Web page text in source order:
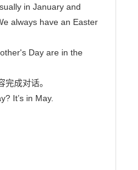
in January and
always have an Easter
Day are in the
成对话。
It’s in May.